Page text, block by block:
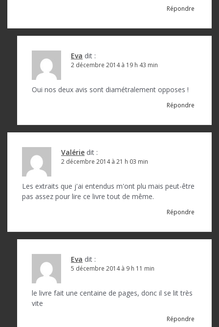
Répondre
Eva dit :
2 décembre 2014 à 19 h 43 min
Oui nos deux avis sont diamétralement opposes !
Répondre
Valérie dit :
2 décembre 2014 à 21 h 03 min
Les extraits que j'ai entendus m'ont plu mais peut-être
pas assez pour lire ce livre tout de même.
Répondre
Eva dit :
5 décembre 2014 à 9 h 11 min
le livre fait une centaine de pages, donc il se lit très
vite
Répondre